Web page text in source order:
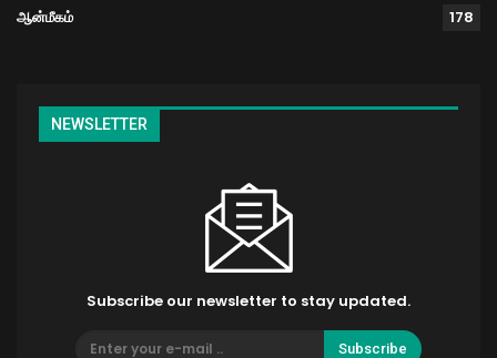
ஆன்மீகம் 178
NEWSLETTER
Subscribe our newsletter to stay updated.
Subscribe